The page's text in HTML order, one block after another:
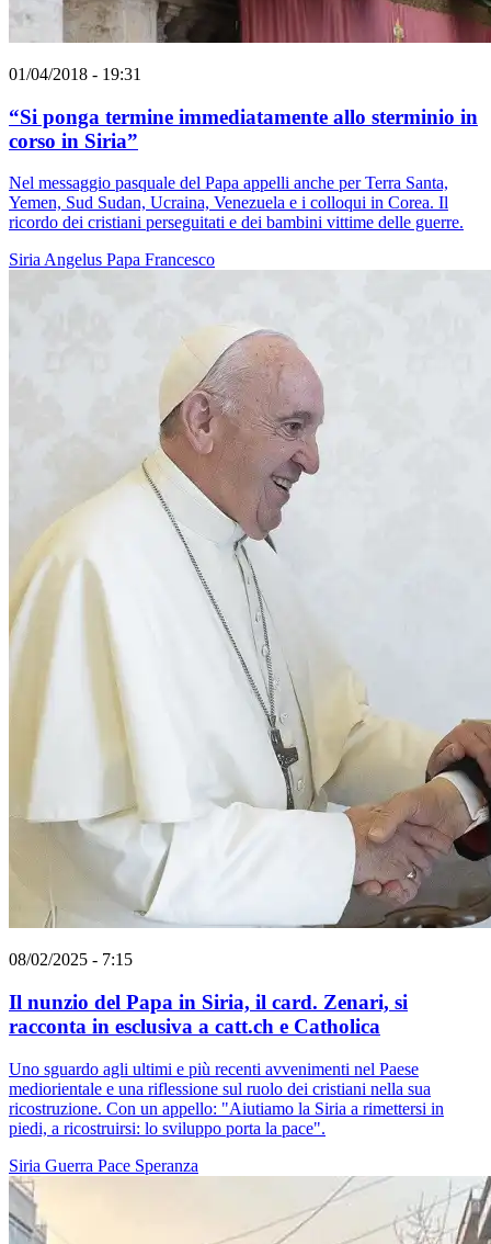
01/04/2018 - 19:31
“Si ponga termine immediatamente allo sterminio in
corso in Siria”
Nel messaggio pasquale del Papa appelli anche per Terra Santa,
Yemen, Sud Sudan, Ucraina, Venezuela e i colloqui in Corea. Il
ricordo dei cristiani perseguitati e dei bambini vittime delle guerre.
Siria Angelus Papa Francesco
08/02/2025 - 7:15
Il nunzio del Papa in Siria, il card. Zenari, si
racconta in esclusiva a catt.ch e Catholica
Uno sguardo agli ultimi e più recenti avvenimenti nel Paese
mediorientale e una riflessione sul ruolo dei cristiani nella sua
ricostruzione. Con un appello: "Aiutiamo la Siria a rimettersi in
piedi, a ricostruirsi: lo sviluppo porta la pace".
Siria Guerra Pace Speranza